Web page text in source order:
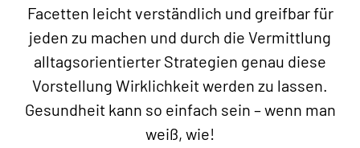
Facetten leicht verständlich und greifbar für
jeden zu machen und durch die Vermittlung
alltagsorientierter Strategien genau diese
Vorstellung Wirklichkeit werden zu lassen.
Gesundheit kann so einfach sein – wenn man
weiß, wie!